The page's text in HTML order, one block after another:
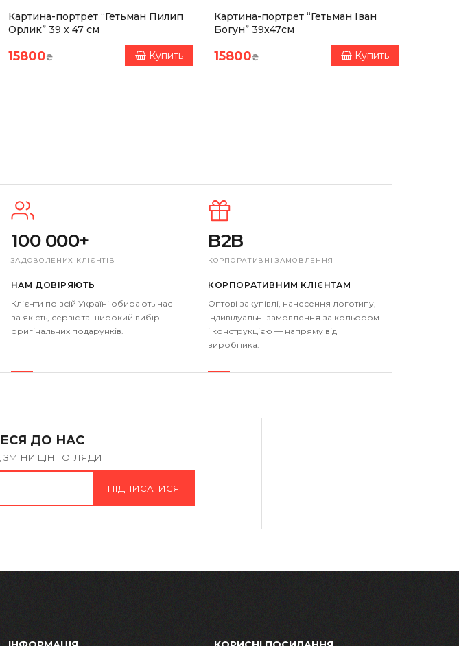
Картина-портрет “Гетьман Пилип
Орлик” 39 х 47 см
15800₴ Купить
Картина-портрет “Гетьман Іван
Богун” 39х47см
15800₴ Купить
100 000+
ЗАДОВОЛЕНИХ КЛІЄНТІВ
НАМ ДОВІРЯЮТЬ
Клієнти по всій Україні обирають нас
за якість, сервіс та широкий вибір
оригінальних подарунків.
B2B
КОРПОРАТИВНІ ЗАМОВЛЕННЯ
КОРПОРАТИВНИМ КЛІЄНТАМ
Оптові закупівлі, нанесення логотипу,
індивідуальні замовлення за кольором
і конструкцією — напряму від
виробника.
ДО НАС
ЦІН І ОГЛЯДИ
ПІДПИСАТИСЯ